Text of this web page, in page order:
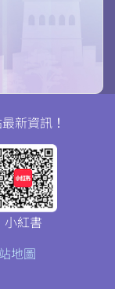
地圖
新資訊！
小紅書